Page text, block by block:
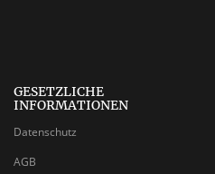
GESETZLICHE
INFORMATIONEN
Datenschutz
AGB